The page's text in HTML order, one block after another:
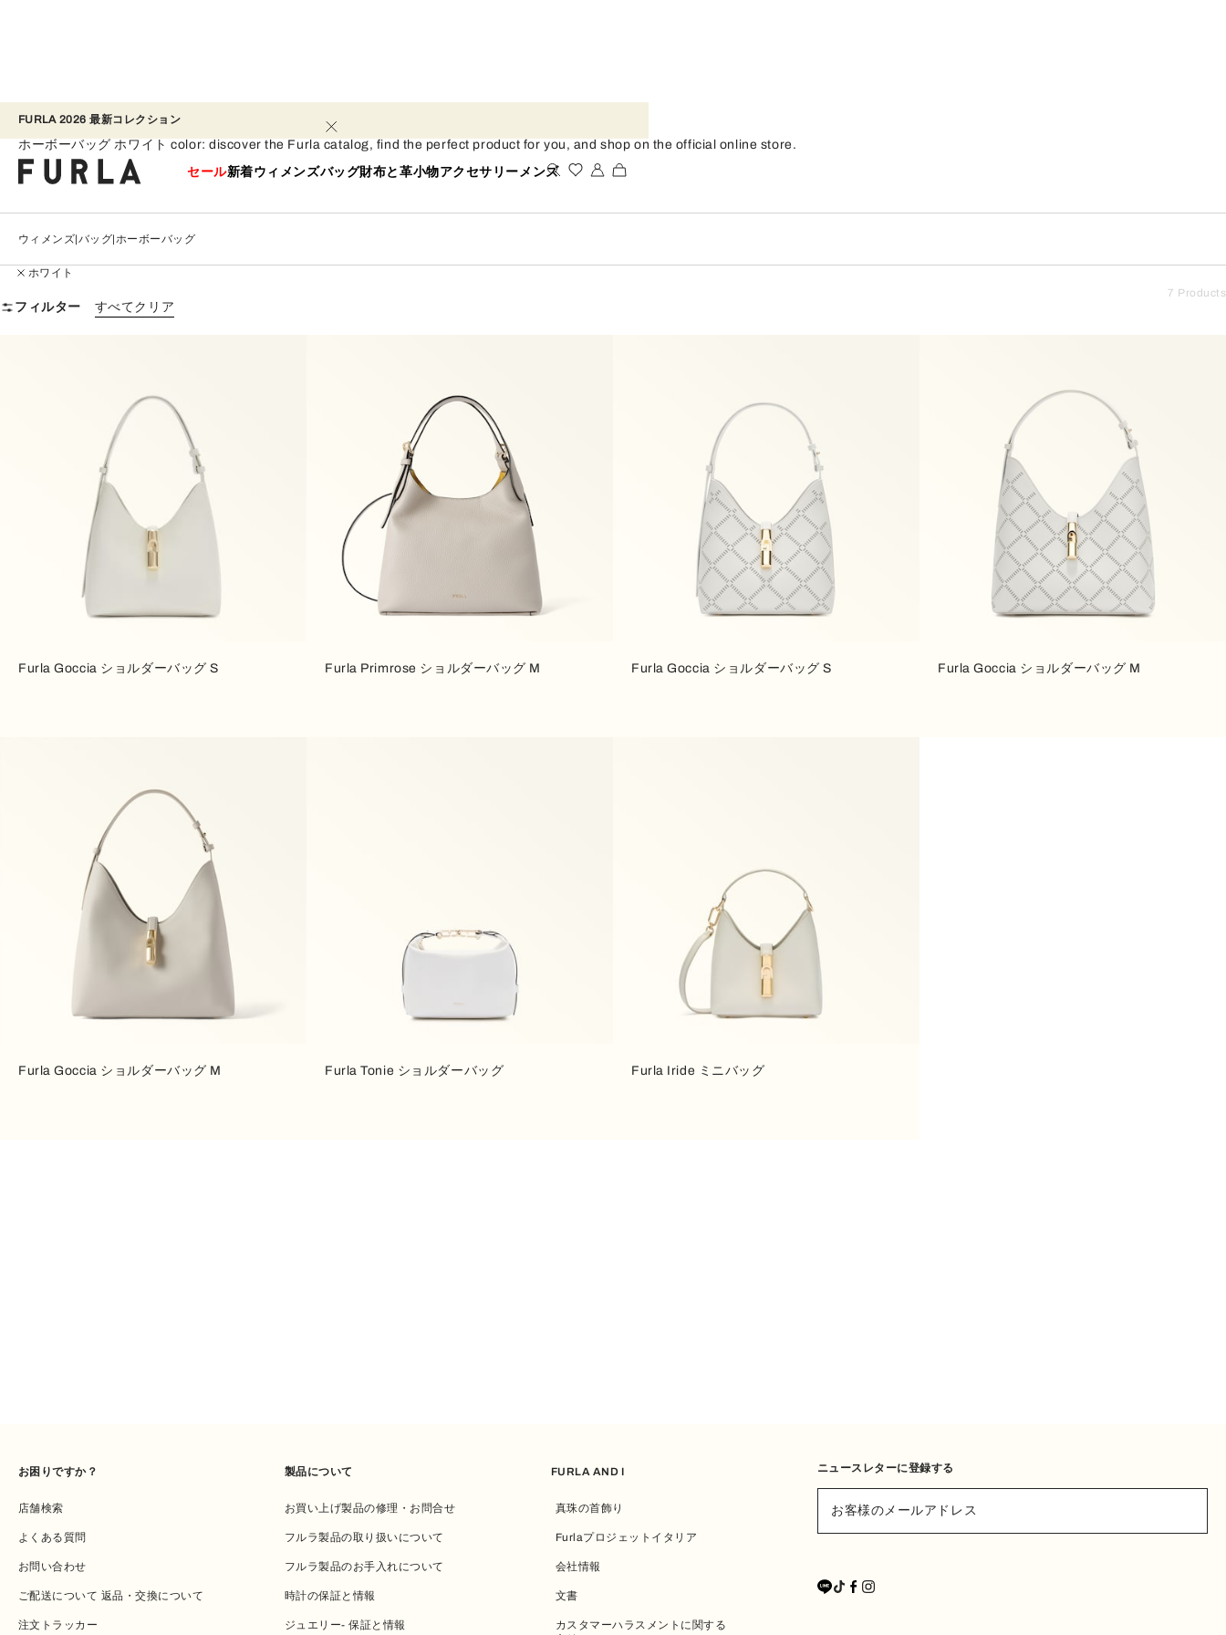
FURLA 2026 最新コレクション​
セール新着ウィメンズバッグ財布と革小物アクセサリーメンズ
ホーボーバッグ - ホワイト
ホーボーバッグ ホワイト color: discover the Furla catalog, find the perfect product for you, and shop on the official online store.
ウィメンズ バッグ ホーボーバッグ
ホワイト
フィルター すべてクリア
7 Products
Furla Goccia ショルダーバッグ S Furla Primrose ショルダーバッグ M Furla Goccia ショルダーバッグ S Furla Goccia ショルダーバッグ M
Furla Goccia ショルダーバッグ M Furla Tonie ショルダーバッグ Furla Iride ミニバッグ
お困りですか？
店舗検索
よくある質問
お問い合わせ
ご配送について 返品・交換について
注文トラッカー
製品について
お買い上げ製品の修理・お問合せ
フルラ製品の取り扱いについて
フルラ製品のお手入れについて
時計の保証と情報
ジュエリー- 保証と情報
FURLA AND I
真珠の首飾り
Furlaプロジェットイタリア
会社情報
文書
カスタマーハラスメントに関する
ニュースレターに登録する
お客様のメールアドレス